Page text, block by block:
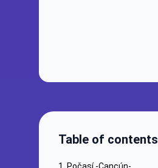
Table of contents